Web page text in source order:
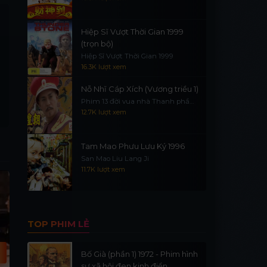
HD
Hiệp Sĩ Vượt Thời Gian 1999
(trọn bộ)
Hiệp Sĩ Vượt Thời Gian 1999
16.3K lượt xem
Nỗ Nhĩ Cáp Xích (Vương triều 1)
Phim 13 đời vua nhà Thanh phần
112.7K lượt xem
Tam Mao Phưu Lưu Ký 1996
San Mao Liu Lang Ji
11.7K lượt xem
TOP PHIM LẺ
Bố Già (phần 1) 1972 - Phim hình